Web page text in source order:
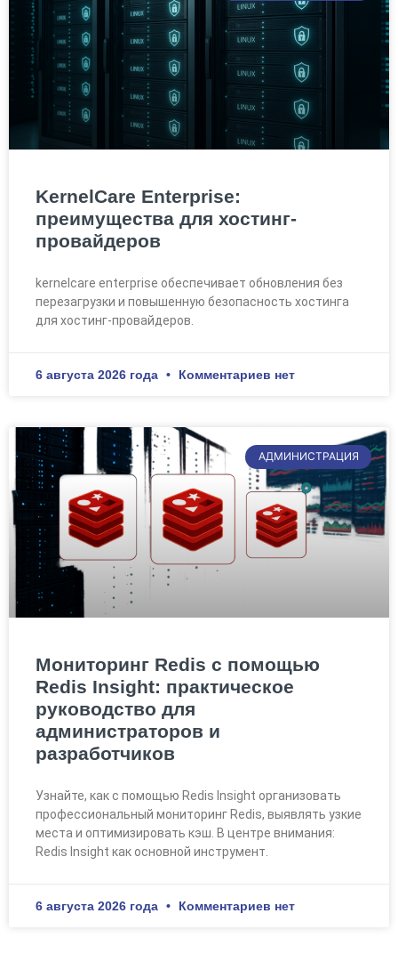
KernelCare Enterprise:
преимущества для хостинг-
провайдеров
kernelcare enterprise обеспечивает обновления без
перезагрузки и повышенную безопасность хостинга
для хостинг-провайдеров.
6 августа 2026 года Комментариев нет
АДМИНИСТРАЦИЯ
Мониторинг Redis с помощью
Redis Insight: практическое
руководство для
администраторов и
разработчиков
Узнайте, как с помощью Redis Insight организовать
профессиональный мониторинг Redis, выявлять узкие
места и оптимизировать кэш. В центре внимания:
Redis Insight как основной инструмент.
6 августа 2026 года Комментариев нет